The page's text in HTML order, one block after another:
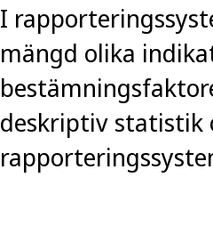
I
mängd olika
deskriptiv statistik